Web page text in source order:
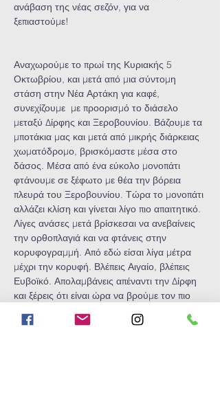
ανάβαση της νέας σεζόν, για να
ξεπιαστούμε!
Αναχωρούμε το πρωί της Κυριακής 5
Οκτωβρίου, και μετά από μια σύντομη
στάση στην Νέα Αρτάκη για καφέ,
συνεχίζουμε  με προορισμό το διάσελο
μεταξύ Δίρφης και Ξεροβουνίου. Βάζουμε τα
μποτάκια μας και μετά από μικρής διάρκειας
χωματόδρομο, βρισκόμαστε μέσα στο
δάσος. Μέσα από ένα εύκολο μονοπάτι
φτάνουμε σε ξέφωτο με θέα την βόρεια
πλευρά του Ξεροβουνίου. Τώρα το μονοπάτι
αλλάζει κλίση και γίνεται λίγο πιο απαιτητικό.
Λίγες ανάσες μετά βρίσκεσαι να ανεβαίνεις
την ορθοπλαγιά και να φτάνεις στην
κορυφογραμμή. Από εδώ είσαι λίγα μέτρα
μέχρι την κορυφή. Βλέπεις Αιγαίο, βλέπεις
Ευβοϊκό. Απολαμβάνεις απέναντι την Δίρφη
και ξέρεις ότι είναι ώρα να βρούμε τον πιο